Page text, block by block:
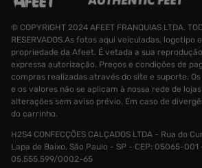
CONTINUAR
ADICIONAR AO
© COPYRIGHT 2024 AFEET FRANQUIAS LTDA.
RESERVADOS.As fotos aqui veiculadas, logotipo
propriedade da Afeet. É vetada a sua
expressa autorização. Preços e condições de
compras realizadas através do site e suporte.
e os valores não se aplicam à nossa rede de
alterações sem aviso prévio. Em caso de
do carrinho.
H2S4 CONFECÇÕES CALÇADOS LTDA - Rua do
Lapa de Baixo, São Paulo - SP - CEP: 05065-001
05.555.599/0002-65